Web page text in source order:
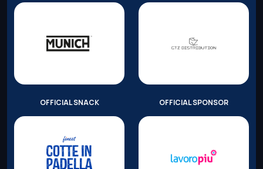
OFFICIAL SNACK OFFICIAL SPONSOR